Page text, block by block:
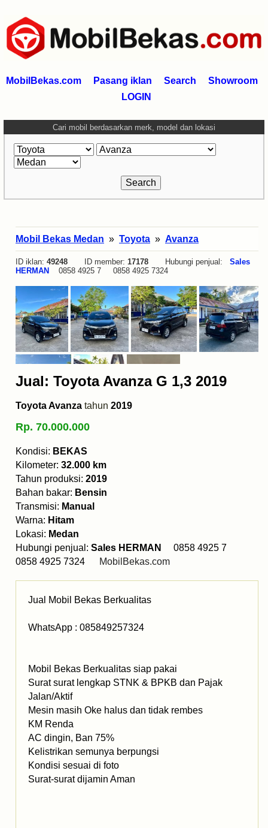
MobilBekas.com Pasang iklan Search
Showroom
LOGIN
Cari mobil berdasarkan merk, model dan lokasi
Mobil Bekas Medan » Toyota » Avanza
ID iklan: 49248 ID member: 17178 Hubungi penjual: Sales
HERMAN
0858 4925 7 0858 4925 7324
Jual: Toyota Avanza G 1,3 2019
Toyota Avanza tahun 2019
Rp. 70.000.000
Kondisi: BEKAS
Kilometer: 32.000 km
Tahun produksi: 2019
Bahan bakar: Bensin
Transmisi: Manual
Warna: Hitam
Lokasi: Medan
Hubungi penjual: Sales HERMAN
0858 4925 7
0858 4925 7324
MobilBekas.com
Jual Mobil Bekas Berkualitas
WhatsApp : 085849257324
Mobil Bekas Berkualitas siap pakai
Surat surat lengkap STNK & BPKB dan Pajak
Jalan/Aktif
Mesin masih Oke halus dan tidak rembes
KM Renda
AC dingin, Ban 75%
Kelistrikan semunya berpungsi
Kondisi sesuai di foto
Surat-surat dijamin Aman